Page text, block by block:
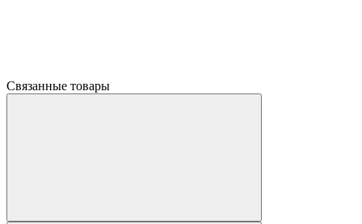
Связанные товары